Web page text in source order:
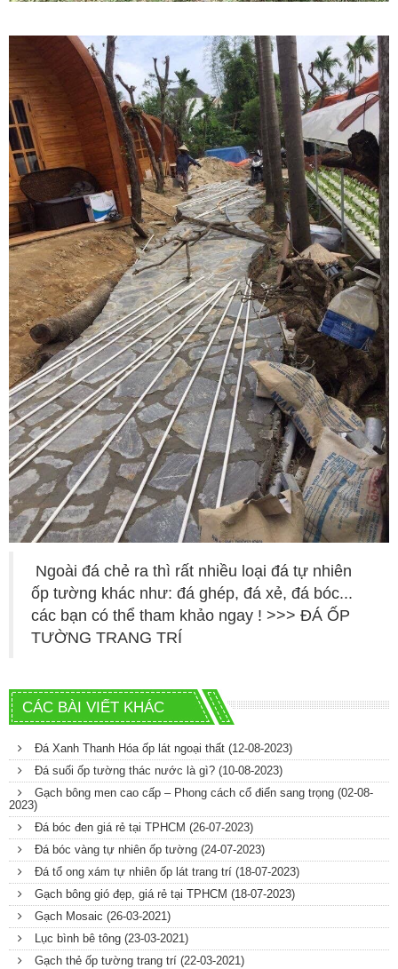
Ngoài đá chẻ ra thì rất nhiều loại đá tự nhiên
ốp tường khác như: đá ghép, đá xẻ, đá bóc...
các bạn có thể tham khảo ngay ! >>> ĐÁ ỐP
TƯỜNG TRANG TRÍ
CÁC BÀI VIẾT KHÁC
Đá Xanh Thanh Hóa ốp lát ngoại thất (12-08-2023)
Đá suối ốp tường thác nước là gì? (10-08-2023)
Gạch bông men cao cấp – Phong cách cổ điển sang trọng (02-08-
2023)
Đá bóc đen giá rẻ tại TPHCM (26-07-2023)
Đá bóc vàng tự nhiên ốp tường (24-07-2023)
Đá tổ ong xám tự nhiên ốp lát trang trí (18-07-2023)
Gạch bông gió đẹp, giá rẻ tại TPHCM (18-07-2023)
Gạch Mosaic (26-03-2021)
Lục bình bê tông (23-03-2021)
Gạch thẻ ốp tường trang trí (22-03-2021)